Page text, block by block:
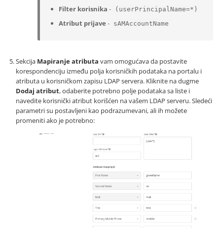
Filter korisnika - (userPrincipalName=*)
Atribut prijave - sAMAccountName
Sekcija Mapiranje atributa vam omogućava da postavite
korespondenciju između polja korisničkih podataka na portalu i
atributa u korisničkom zapisu LDAP servera. Kliknite na dugme
Dodaj atribut, odaberite potrebno polje podataka sa liste i
navedite korisnički atribut korišćen na vašem LDAP serveru. Sledeći
parametri su postavljeni kao podrazumevani, ali ih možete
promeniti ako je potrebno: